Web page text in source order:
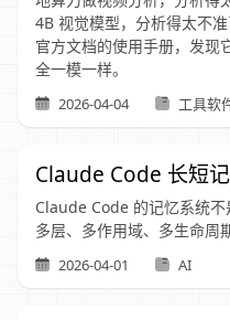
4B 视觉模型，分析得太不
官方文档的使用手册，发现
全一模一样。
2026-04-04 工具软
Claude Code 长短
Claude Code 的记忆系统
多层、多作用域、多生命周
2026-04-01 AI